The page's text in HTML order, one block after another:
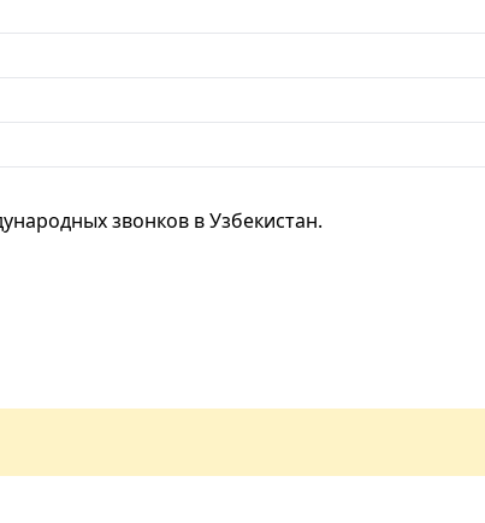
звонков в Узбекистан.